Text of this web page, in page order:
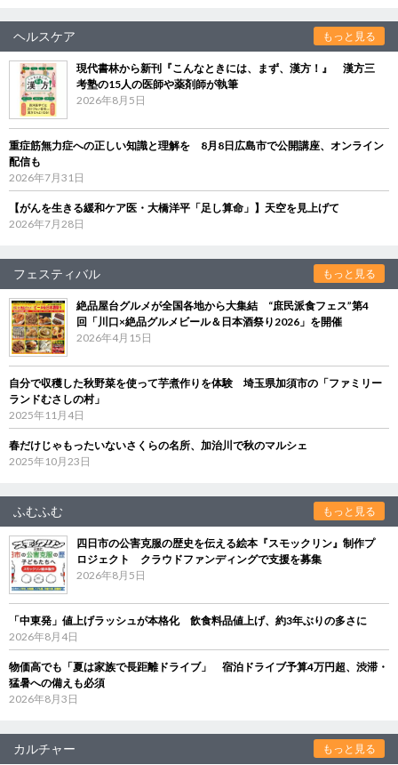
ヘルスケア もっと見る
現代書林から新刊『こんなときには、まず、漢方！』 漢方三
考塾の15人の医師や薬剤師が執筆
2026年8月5日
重症筋無力症への正しい知識と理解を 8月8日広島市で公開講座、オンライン
配信も
2026年7月31日
【がんを生きる緩和ケア医・大橋洋平「足し算命」】天空を見上げて
2026年7月28日
フェスティバル もっと見る
絶品屋台グルメが全国各地から大集結 “庶民派食フェス”第4
回「川口×絶品グルメビール＆日本酒祭り2026」を開催
2026年4月15日
自分で収穫した秋野菜を使って芋煮作りを体験 埼玉県加須市の「ファミリー
ランドむさしの村」
2025年11月4日
春だけじゃもったいないさくらの名所、加治川で秋のマルシェ
2025年10月23日
ふむふむ もっと見る
四日市の公害克服の歴史を伝える絵本『スモックリン』制作プ
ロジェクト クラウドファンディングで支援を募集
2026年8月5日
「中東発」値上げラッシュが本格化 飲食料品値上げ、約3年ぶりの多さに
2026年8月4日
物価高でも「夏は家族で長距離ドライブ」 宿泊ドライブ予算4万円超、渋滞・
猛暑への備えも必須
2026年8月3日
カルチャー もっと見る